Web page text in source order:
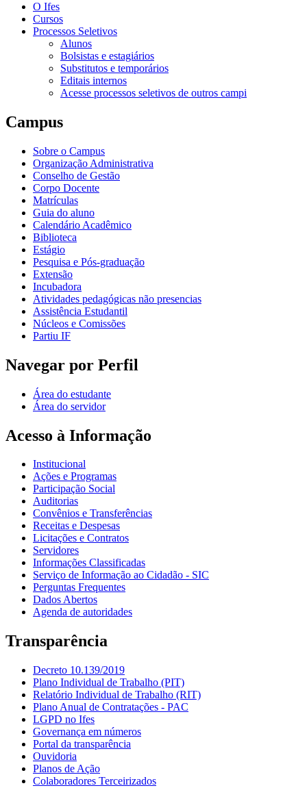
O Ifes
Cursos
Processos Seletivos
Alunos
Bolsistas e estagiários
Substitutos e temporários
Editais internos
Acesse processos seletivos de outros campi
Campus
Sobre o Campus
Organização Administrativa
Conselho de Gestão
Corpo Docente
Matrículas
Guia do aluno
Calendário Acadêmico
Biblioteca
Estágio
Pesquisa e Pós-graduação
Extensão
Incubadora
Atividades pedagógicas não presencias
Assistência Estudantil
Núcleos e Comissões
Partiu IF
Navegar por Perfil
Área do estudante
Área do servidor
Acesso à Informação
Institucional
Ações e Programas
Participação Social
Auditorias
Convênios e Transferências
Receitas e Despesas
Licitações e Contratos
Servidores
Informações Classificadas
Serviço de Informação ao Cidadão - SIC
Perguntas Frequentes
Dados Abertos
Agenda de autoridades
Transparência
Decreto 10.139/2019
Plano Individual de Trabalho (PIT)
Relatório Individual de Trabalho (RIT)
Plano Anual de Contratações - PAC
LGPD no Ifes
Governança em números
Portal da transparência
Ouvidoria
Planos de Ação
Colaboradores Terceirizados